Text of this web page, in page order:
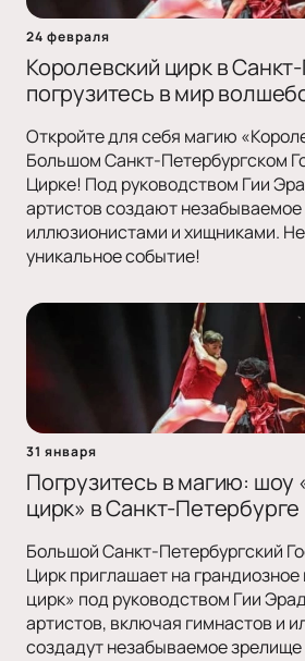
24 февраля
Королевский цирк в
погрузитесь в мир
Откройте для себя магию
Большом Санкт-Петербургском
Цирке! Под руководством Гии
артистов создают
иллюзионистами и хищниками.
уникальное событие!
31 января
Погрузитесь в магию: шоу
цирк» в Санкт-Петербурге
Большой Санкт-Петербургский
Цирк приглашает на
цирк» под руководством Гии
артистов, включая гимнастов и
создадут незабываемое зрелище